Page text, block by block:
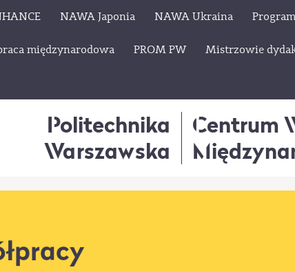
NAWA Japonia NAWA Ukraina
międzynarodowa PROM PW Mistrzowie
Politechnika
Warszawska
Centrum